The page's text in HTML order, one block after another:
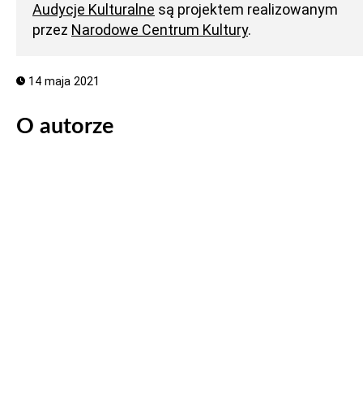
Audycje Kulturalne są projektem realizowanym
przez Narodowe Centrum Kultury.
14 maja 2021
O autorze